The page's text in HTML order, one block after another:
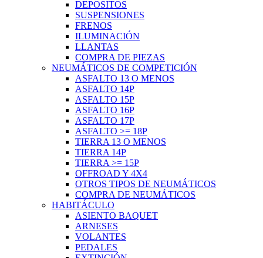
DEPOSITOS
SUSPENSIONES
FRENOS
ILUMINACIÓN
LLANTAS
COMPRA DE PIEZAS
NEUMÁTICOS DE COMPETICIÓN
ASFALTO 13 O MENOS
ASFALTO 14P
ASFALTO 15P
ASFALTO 16P
ASFALTO 17P
ASFALTO >= 18P
TIERRA 13 O MENOS
TIERRA 14P
TIERRA >= 15P
OFFROAD Y 4X4
OTROS TIPOS DE NEUMÁTICOS
COMPRA DE NEUMÁTICOS
HABITÁCULO
ASIENTO BAQUET
ARNESES
VOLANTES
PEDALES